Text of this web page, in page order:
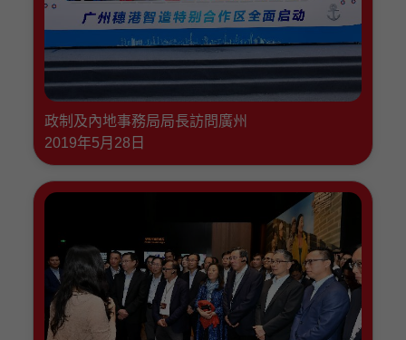
政制及內地事務局局長訪問廣州
2019年5月28日